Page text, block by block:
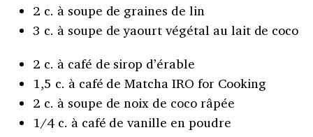
2 c. à soupe de graines de lin
3 c. à soupe de yaourt végétal au lait de coco
2 c. à café de sirop d’érable
1,5 c. à café de Matcha IRO for Cooking
2 c. à soupe de noix de coco râpée
1/4 c. à café de vanille en poudre